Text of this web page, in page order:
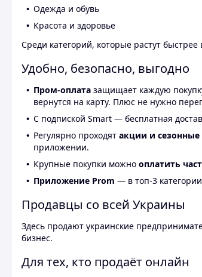
Одежда и обувь
Красота и здоровье
Среди категорий, которые растут
Удобно, безопасно, выгодно
Пром-оплата защищает каждую
вернутся на карту. Плюс не нужно
С подпиской Smart — бесплатная
Регулярно проходят акции и
приложении.
Крупные покупки можно оплатить
Приложение Prom — в топ-3
Продавцы со всей Украины
Здесь продают украинские
бизнес.
Для тех, кто продаёт онлайн